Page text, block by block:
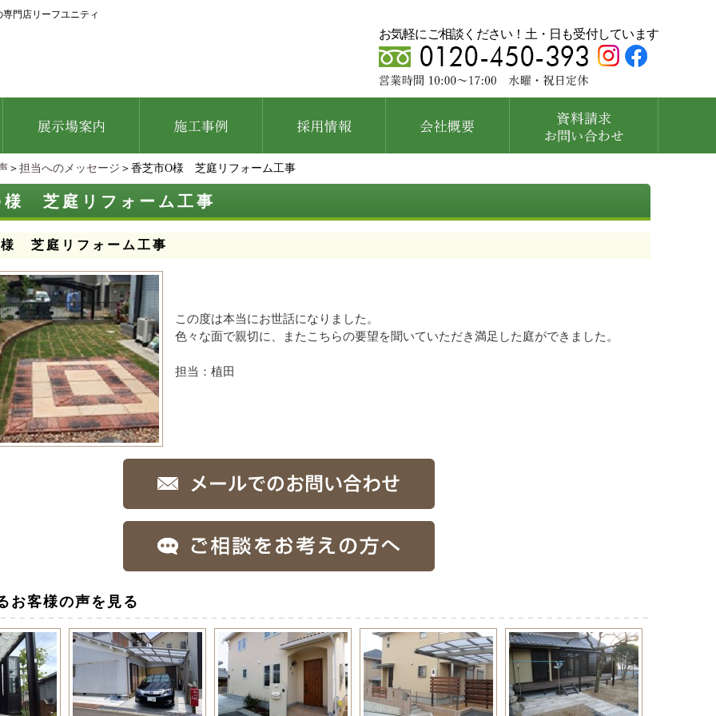
門店リーフユニティ
お気軽にご相談ください！土・日も受付しています
＞ 担当へのメッセージ ＞香芝市O様 芝庭リフォーム工事
様 芝庭リフォーム工事
芝庭リフォーム工事
この度は本当にお世話になりました。
色々な面で親切に、またこちらの要望を聞いていただき満足した庭ができました。
担当：植田
お客様の声を見る